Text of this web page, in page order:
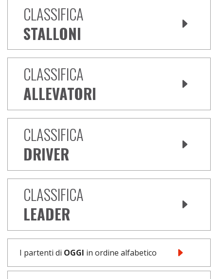
CLASSIFICA
STALLONI
CLASSIFICA
ALLEVATORI
CLASSIFICA
DRIVER
CLASSIFICA
LEADER
I partenti di OGGI in ordine alfabetico